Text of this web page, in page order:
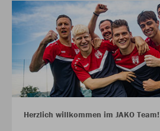
Herzlich willkommen im JAKO Team!